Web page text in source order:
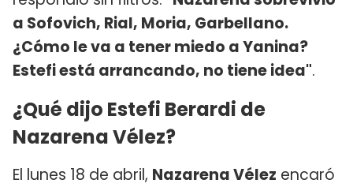
a Sofovich, Rial, Moria, Garbellano.
¿Cómo le va a tener miedo a Yanina?
Estefi está arrancando, no tiene idea".
¿Qué dijo Estefi Berardi de
Nazarena Vélez?
El lunes 18 de abril, Nazarena Vélez encaró